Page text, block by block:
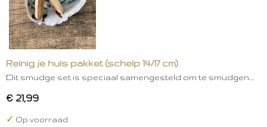
Reinig je huis pakket (schelp 14/17 cm)
Dit smudge set is speciaal samengesteld om te smudgen.…
€ 21,99
✓ Op voorraad